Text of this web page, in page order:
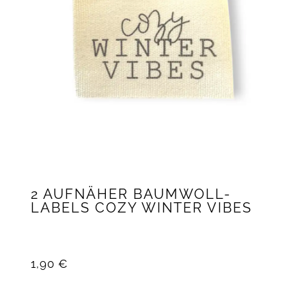
2 AUFNÄHER BAUMWOLL-
LABELS COZY WINTER VIBES
1,90 €